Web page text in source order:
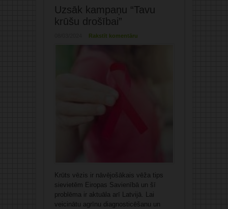
Uzsāk kampaņu “Tavu
krūšu drošībai”
Rakstīt komentāru
Krūts vēzis ir nāvējošākais vēža tips
sievietēm Eiropas Savienībā un šī
problēma ir aktuāla arī Latvijā. Lai
veicinātu agrīnu diagnosticēšanu un